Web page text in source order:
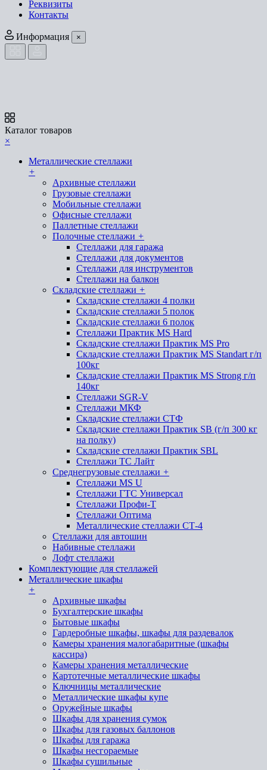
Реквизиты
Контакты
Информация ×
Каталог товаров
×
Металлические стеллажи
+
Архивные стеллажи
Грузовые стеллажи
Мобильные стеллажи
Офисные стеллажи
Паллетные стеллажи
Полочные стеллажи +
Стеллажи для гаража
Стеллажи для документов
Стеллажи для инструментов
Стеллажи на балкон
Складские стеллажи +
Складские стеллажи 4 полки
Складские стеллажи 5 полок
Складские стеллажи 6 полок
Стеллажи Практик MS Hard
Складские стеллажи Практик MS Pro
Складские стеллажи Практик MS Standart г/п
100кг
Складские стеллажи Практик MS Strong г/п
140кг
Стеллажи SGR-V
Стеллажи МКФ
Складские стеллажи СТФ
Складские стеллажи Практик SB (г/п 300 кг
на полку)
Складские стеллажи Практик SBL
Стеллажи ТС Лайт
Среднегрузовые стеллажи +
Стеллажи MS U
Стеллажи ГТС Универсал
Стеллажи Профи-Т
Стеллажи Оптима
Металлические стеллажи СТ-4
Стеллажи для автошин
Набивные стеллажи
Лофт стеллажи
Комплектующие для стеллажей
Металлические шкафы
+
Архивные шкафы
Бухгалтерские шкафы
Бытовые шкафы
Гардеробные шкафы, шкафы для раздевалок
Камеры хранения малогабаритные (шкафы
кассира)
Камеры хранения металлические
Картотечные металлические шкафы
Ключницы металлические
Металлические шкафы купе
Оружейные шкафы
Шкафы для хранения сумок
Шкафы для газовых баллонов
Шкафы для гаража
Шкафы несгораемые
Шкафы сушильные